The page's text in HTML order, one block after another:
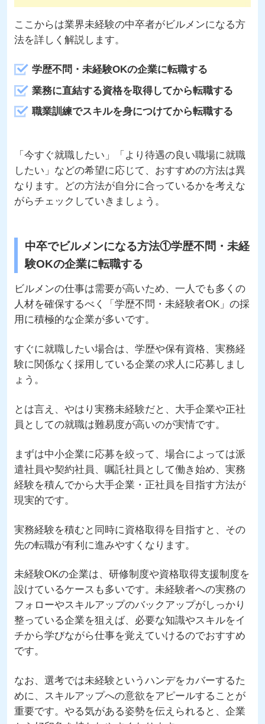
ここからは業界未経験の中卒者がビルメンになる方
法を詳しく解説します。
学歴不問・未経験OKの企業に転職する
業務に直結する資格を取得してから転職する
職業訓練でスキルを身につけてから転職する
「今すぐ就職したい」「より待遇の良い職場に就職
したい」などの希望に応じて、おすすめの方法は異
なります。どの方法が自分に合っているかを考えな
がらチェックしていきましょう。
中卒でビルメンになる方法①学歴不問・未経
験OKの企業に転職する
ビルメンの仕事は需要が高いため、一人でも多くの
人材を確保するべく「学歴不問・未経験者OK」の採
用に積極的な企業が多いです。
すぐに就職したい場合は、学歴や保有資格、実務経
験に関係なく採用している企業の求人に応募しまし
ょう。
とは言え、やはり実務未経験だと、大手企業や正社
員としての就職は難易度が高いのが実情です。
まずは中小企業に応募を絞って、場合によっては派
遣社員や契約社員、嘱託社員として働き始め、実務
経験を積んでから大手企業・正社員を目指す方法が
現実的です。
実務経験を積むと同時に資格取得を目指すと、その
先の転職が有利に進みやすくなります。
未経験OKの企業は、研修制度や資格取得支援制度を
設けているケースも多いです。未経験者への実務の
フォローやスキルアップのバックアップがしっかり
整っている企業を狙えば、必要な知識やスキルをイ
チから学びながら仕事を覚えていけるのでおすすめ
です。
なお、選考では未経験というハンデをカバーするた
めに、スキルアップへの意欲をアピールすることが
重要です。やる気がある姿勢を伝えられると、企業